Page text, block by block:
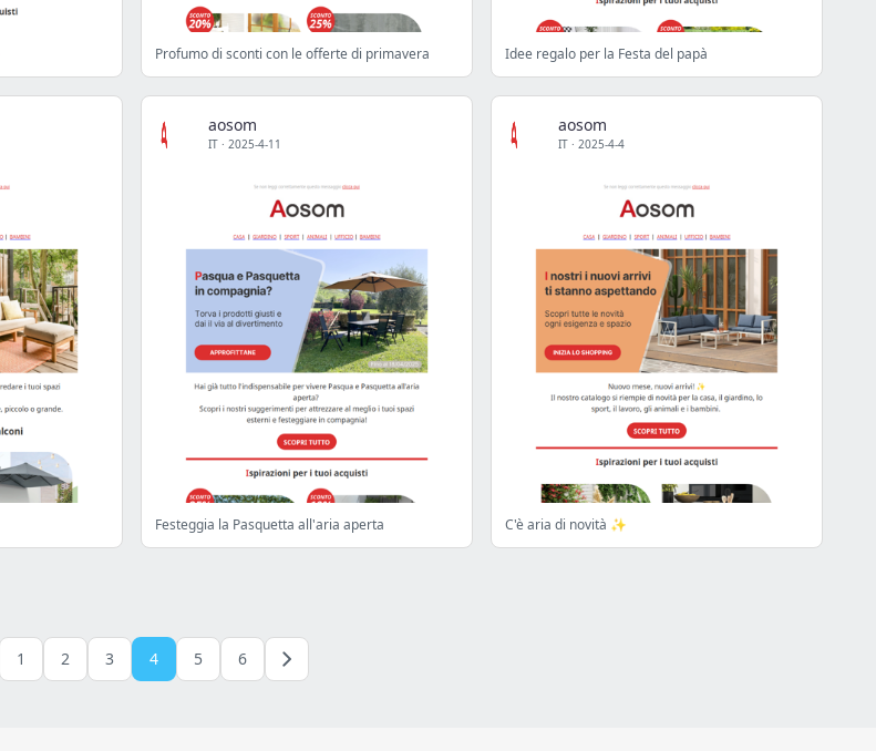
Profumo di sconti con le offerte di primavera Idee regalo per la Festa del papà
aosom
IT · 2025-4-11
Festeggia la Pasquetta all'aria aperta
aosom
IT · 2025-4-4
C'è aria di novità ✨
1 2 3 4 5 6